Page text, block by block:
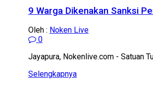
9 Warga Dikenakan Sanksi
Oleh : Noken Live
0
Jayapura, Nokenlive.com - Satuan
SelengkapnyaDetails